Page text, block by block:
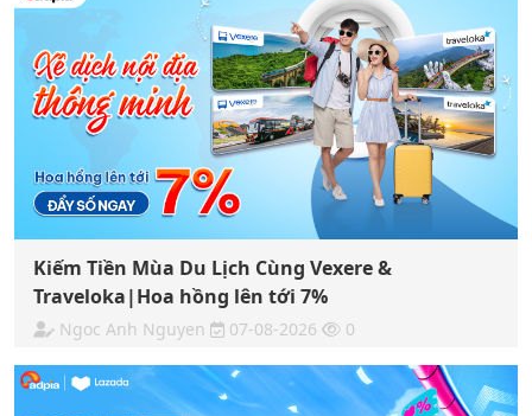
Kiếm Tiền Mùa Du Lịch Cùng Vexere &
Traveloka|Hoa hồng lên tới 7%
Ngoc Anh Nguyen 07-08-2026 0